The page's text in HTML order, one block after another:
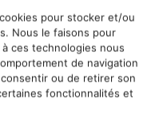
pour stocker et/ou
Nous le faisons pour
ces technologies nous
de navigation
ou de retirer son
fonctionnalités et